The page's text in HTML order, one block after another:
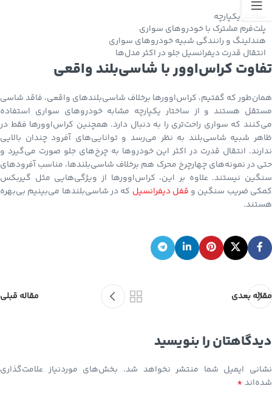
ساختار یکپارچه
پلت‌فرم مشترک با خودروهای سواری
هندلینگ و رانندگی شبیه خودروهای سواری
انتقال قدرت دیفرانسیل جلو در اکثر مدل‌ها
تفاوت کراس‌اوور با شاسی‌بلند واقعی
همان‌طور که گفتیم، کراس‌اوورها برخلاف شاسی‌بلندهای واقعی، فاقد شاسی
مستقل هستند و از ساختار یکپارچه مشابه خودروهای سواری استفاده
می‌کنند که سواری راحت‌تری را به دنبال دارد. همچنین کراس‌اوورها فقط در
ظاهر شبیه شاسی‌بلند به نظر می‌رسد و توانایی‌های آفرود چندان بالایی
ندارند. انتقال قدرت در اکثر این خودروها به چرخ‌های جلو صورت می‌گیرد و
حتی در نمونه‌های چهارچرخ محرک هم برخلاف شاسی‌بلندها، مناسب آفرودهای
سنگین نیستند. علاوه بر این، کراس‌اوورها از ویژگی‌هایی مثل گیربکس
کمکی ضریب سنگین و قفل دیفرانسیل که در شاسی‌بلندها می‌بینیم بی‌بهره
هستند.
مقاله بعدی مقاله قبلی
دیدگاهتان را بنویسید
نشانی ایمیل شما منتشر نخواهد شد. بخش‌های موردنیاز علامت‌گذاری
شده‌اند*